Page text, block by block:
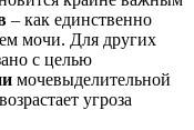
– как единственно
мочи. Для других
с целью
мочевыделительной
угроза